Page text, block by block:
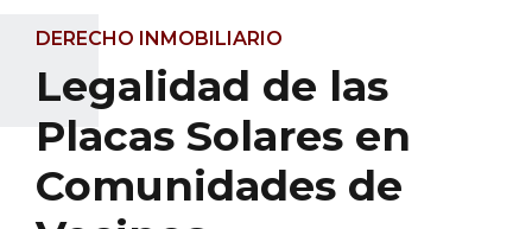
DERECHO INMOBILIARIO
Legalidad de las
Placas Solares en
Comunidades de